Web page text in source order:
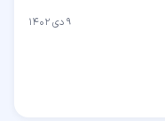
۹ دی ۱۴۰۲